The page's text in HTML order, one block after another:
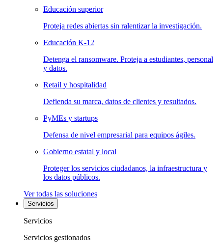
Educación superior
Proteja redes abiertas sin ralentizar la investigación.
Educación K-12
Detenga el ransomware. Proteja a estudiantes, personal
y datos.
Retail y hospitalidad
Defienda su marca, datos de clientes y resultados.
PyMEs y startups
Defensa de nivel empresarial para equipos ágiles.
Gobierno estatal y local
Proteger los servicios ciudadanos, la infraestructura y
los datos públicos.
Ver todas las soluciones
Servicios
Servicios
Servicios gestionados